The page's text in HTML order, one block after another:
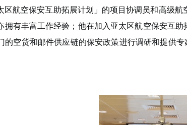
区航空保安互助拓展计划」的项目协调员和高级
拥有丰富工作经验；他在加入亚太区航空保安互
的空货和邮件供应链的保安政策进行调研和提供